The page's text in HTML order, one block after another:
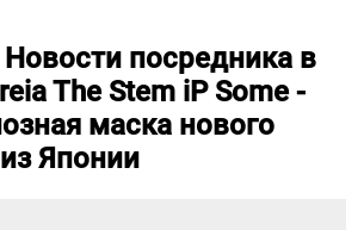
Новости посредника в
The Stem iP Some -
маска нового
Японии